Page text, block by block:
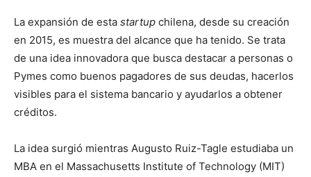
La expansión de esta startup chilena, desde su creación
en 2015, es muestra del alcance que ha tenido. Se trata
de una idea innovadora que busca destacar a personas o
Pymes como buenos pagadores de sus deudas, hacerlos
visibles para el sistema bancario y ayudarlos a obtener
créditos.
La idea surgió mientras Augusto Ruiz-Tagle estudiaba un
MBA en el Massachusetts Institute of Technology (MIT)